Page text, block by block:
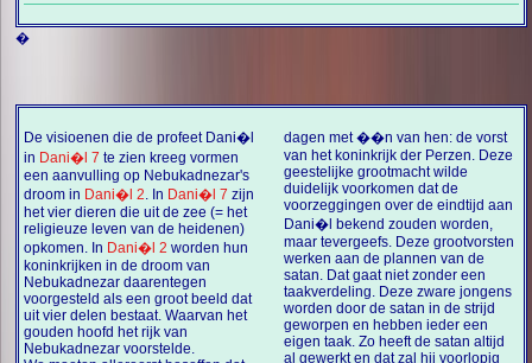
�
De visioenen die de profeet Dani�l
in Dani�l 7 te zien kreeg vormen
een aanvulling op Nebukadnezar's
droom in Dani�l 2. In Dani�l 7 zijn
het vier dieren die uit de zee (= het
religieuze leven van de heidenen)
opkomen. In Dani�l 2 worden hun
koninkrijken in de droom van
Nebukadnezar daarentegen
voorgesteld als een groot beeld dat
uit vier delen bestaat. Waarvan het
gouden hoofd het rijk van
Nebukadnezar voorstelde.
dagen met ��n van hen: de vorst
van het koninkrijk der Perzen. Deze
geestelijke grootmacht wilde
duidelijk voorkomen dat de
voorzeggingen over de eindtijd aan
Dani�l bekend zouden worden,
maar tevergeefs. Deze grootvorsten
werken aan de plannen van de
satan. Dat gaat niet zonder een
taakverdeling. Deze zware jongens
worden door de satan in de strijd
geworpen en hebben ieder een
eigen taak. Zo heeft de satan altijd
al gewerkt en dat zal hij voorlopig